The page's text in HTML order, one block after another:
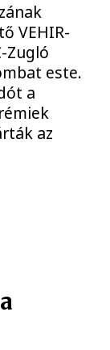
VEHIR-
Zugló
este.
a
az